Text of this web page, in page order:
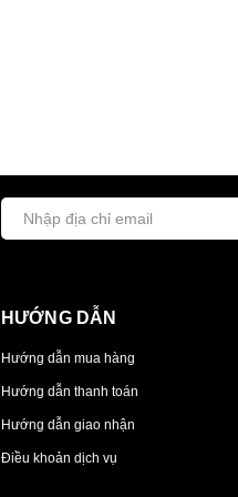
HƯỚNG DẪN
Hướng dẫn mua hàng
Hướng dẫn thanh toán
Hướng dẫn giao nhận
Điều khoản dịch vụ